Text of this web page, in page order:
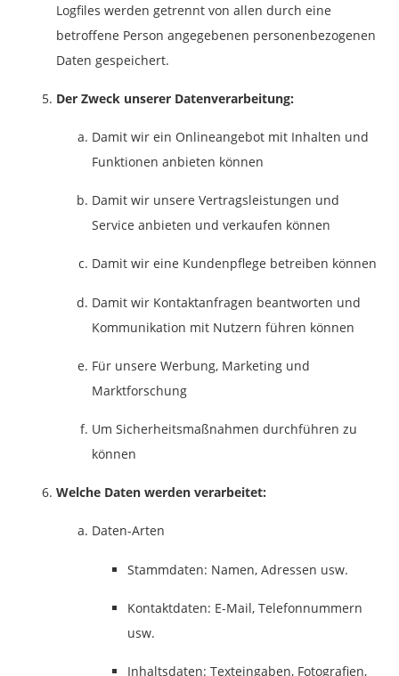
Logfiles werden getrennt von allen durch eine
betroffene Person angegebenen personenbezogenen
Daten gespeichert.
Der Zweck unserer Datenverarbeitung:
Damit wir ein Onlineangebot mit Inhalten und
Funktionen anbieten können
Damit wir unsere Vertragsleistungen und
Service anbieten und verkaufen können
Damit wir eine Kundenpflege betreiben können
Damit wir Kontaktanfragen beantworten und
Kommunikation mit Nutzern führen können
Für unsere Werbung, Marketing und
Marktforschung
Um Sicherheitsmaßnahmen durchführen zu
können
Welche Daten werden verarbeitet:
Daten-Arten
Stammdaten: Namen, Adressen usw.
Kontaktdaten: E-Mail, Telefonnummern
usw.
Inhaltsdaten: Texteingaben, Fotografien,